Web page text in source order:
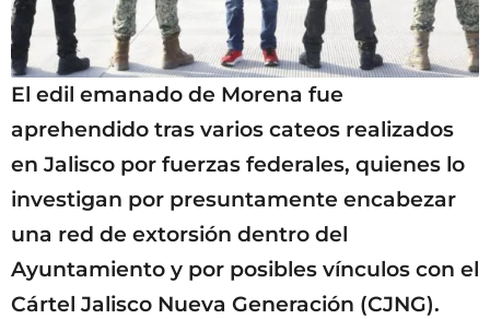
El edil emanado de Morena fue
aprehendido tras varios cateos realizados
en Jalisco por fuerzas federales, quienes lo
investigan por presuntamente encabezar
una red de extorsión dentro del
Ayuntamiento y por posibles vínculos con el
Cártel Jalisco Nueva Generación (CJNG).